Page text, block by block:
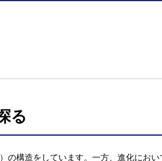
る
構造をしています。一方、進化にお